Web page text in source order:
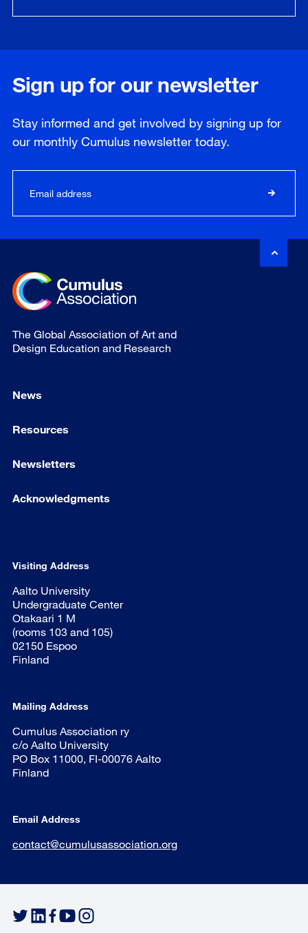
Sign up for our newsletter
Stay informed and get involved by signing up for
our monthly Cumulus newsletter today.
The Global Association of Art and
Design Education and Research
News
Resources
Newsletters
Acknowledgments
Visiting Address
Aalto University
Undergraduate Center
Otakaari 1 M
(rooms 103 and 105)
02150 Espoo
Finland
Mailing Address
Cumulus Association ry
c/o Aalto University
PO Box 11000, FI-00076 Aalto
Finland
Email Address
contact@cumulusassociation.org